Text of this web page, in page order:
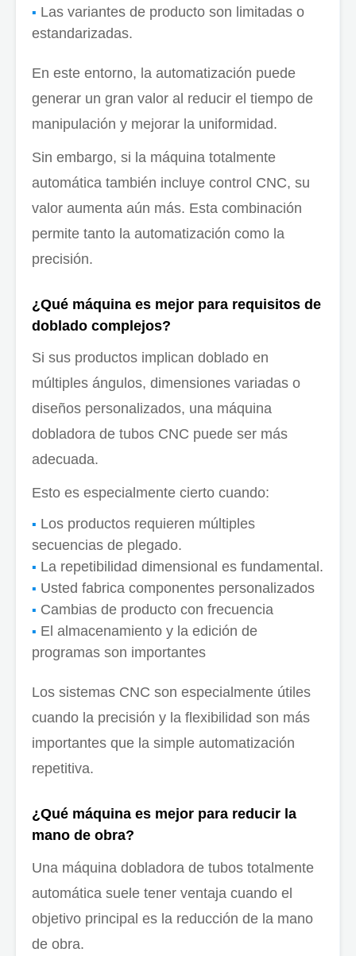
Las variantes de producto son limitadas o
estandarizadas.
En este entorno, la automatización puede
generar un gran valor al reducir el tiempo de
manipulación y mejorar la uniformidad.
Sin embargo, si la máquina totalmente
automática también incluye control CNC, su
valor aumenta aún más. Esta combinación
permite tanto la automatización como la
precisión.
¿Qué máquina es mejor para requisitos de
doblado complejos?
Si sus productos implican doblado en
múltiples ángulos, dimensiones variadas o
diseños personalizados, una máquina
dobladora de tubos CNC puede ser más
adecuada.
Esto es especialmente cierto cuando:
Los productos requieren múltiples
secuencias de plegado.
La repetibilidad dimensional es fundamental.
Usted fabrica componentes personalizados
Cambias de producto con frecuencia
El almacenamiento y la edición de
programas son importantes
Los sistemas CNC son especialmente útiles
cuando la precisión y la flexibilidad son más
importantes que la simple automatización
repetitiva.
¿Qué máquina es mejor para reducir la
mano de obra?
Una máquina dobladora de tubos totalmente
automática suele tener ventaja cuando el
objetivo principal es la reducción de la mano
de obra.